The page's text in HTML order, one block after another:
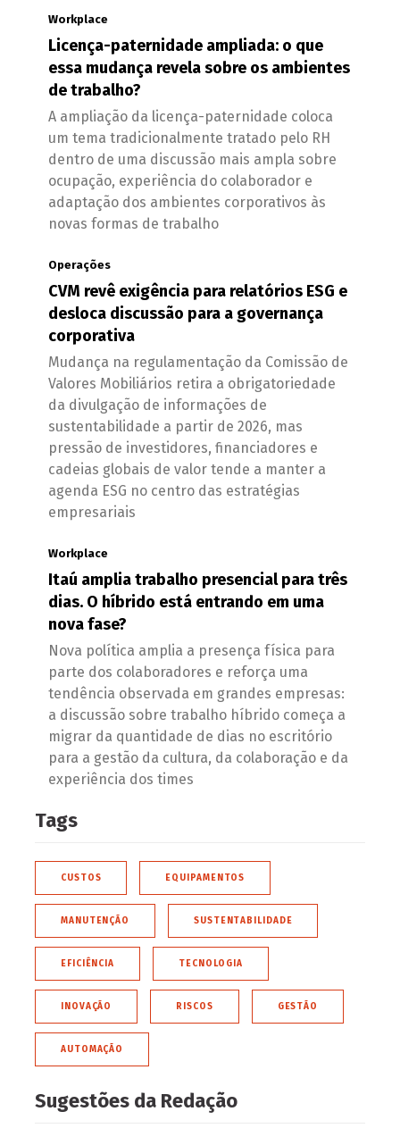
Workplace
Licença-paternidade ampliada: o que
essa mudança revela sobre os ambientes
de trabalho?
A ampliação da licença-paternidade coloca
um tema tradicionalmente tratado pelo RH
dentro de uma discussão mais ampla sobre
ocupação, experiência do colaborador e
adaptação dos ambientes corporativos às
novas formas de trabalho
Operações
CVM revê exigência para relatórios ESG e
desloca discussão para a governança
corporativa
Mudança na regulamentação da Comissão de
Valores Mobiliários retira a obrigatoriedade
da divulgação de informações de
sustentabilidade a partir de 2026, mas
pressão de investidores, financiadores e
cadeias globais de valor tende a manter a
agenda ESG no centro das estratégias
empresariais
Workplace
Itaú amplia trabalho presencial para três
dias. O híbrido está entrando em uma
nova fase?
Nova política amplia a presença física para
parte dos colaboradores e reforça uma
tendência observada em grandes empresas:
a discussão sobre trabalho híbrido começa a
migrar da quantidade de dias no escritório
para a gestão da cultura, da colaboração e da
experiência dos times
Tags
CUSTOS EQUIPAMENTOS
MANUTENÇÃO SUSTENTABILIDADE
EFICIÊNCIA TECNOLOGIA
INOVAÇÃO RISCOS GESTÃO
AUTOMAÇÃO
Sugestões da Redação